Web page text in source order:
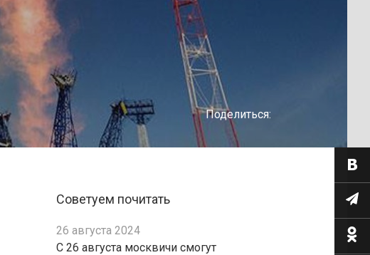
Поделиться:
Советуем почитать
26 августа 2024
С 26 августа москвичи смогут